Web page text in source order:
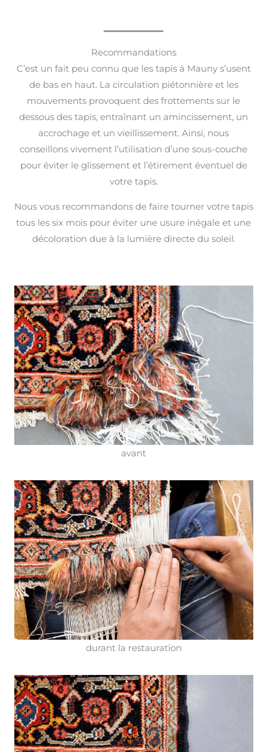
Recommandations
C’est un fait peu connu que les tapis à Mauny s’usent
de bas en haut. La circulation piétonnière et les
mouvements provoquent des frottements sur le
dessous des tapis, entraînant un amincissement, un
accrochage et un vieillissement. Ainsi, nous
conseillons vivement l’utilisation d’une sous-couche
pour éviter le glissement et l’étirement éventuel de
votre tapis.
Nous vous recommandons de faire tourner votre tapis
tous les six mois pour éviter une usure inégale et une
décoloration due à la lumière directe du soleil.
avant
durant la restauration